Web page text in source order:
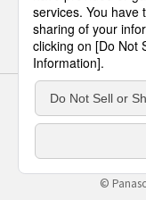
サイトのご利
個人情報保護方
パナソニック
©